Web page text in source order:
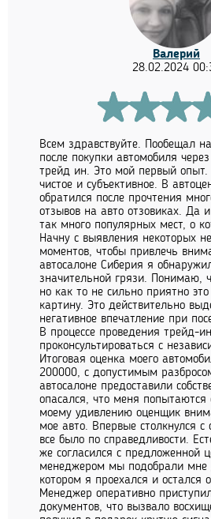
Валерий
28.02.2024
Всем здравствуйте. Пообещал
после покупки автомобиля
трейд ин. Это мой первый опыт.
чистое и субъективное. В
обратился после прочтения
отзывов на авто отзовиках. Да
так много популярных мест, о
Начну с выявления некоторых
моментов, чтобы привлечь
автосалоне Сиберия я
значительной грязи. Понимаю,
но как то не сильно приятно
картину. Это действительно
негативное впечатление при
В процессе проведения трейд-
проконсультироваться с
Итоговая оценка моего
200000, с допустимым
автосалоне предоставили
опасался, что меня попытаются
моему удивлению оценщик
мое авто. Впервые столкнулся с
все было по справедливости.
же согласился с предложенной
менеджером мы подобрали мне
котором я проехался и остался
Менеджер оперативно
документов, что вызвало